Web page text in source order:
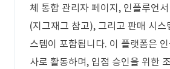
체 통합 관리자 페이지, 인플루언
(지그재그 참고), 그리고 판매 시스
스템이 포함됩니다. 이 플랫폼은
사로 활동하며, 입점 승인을 위한